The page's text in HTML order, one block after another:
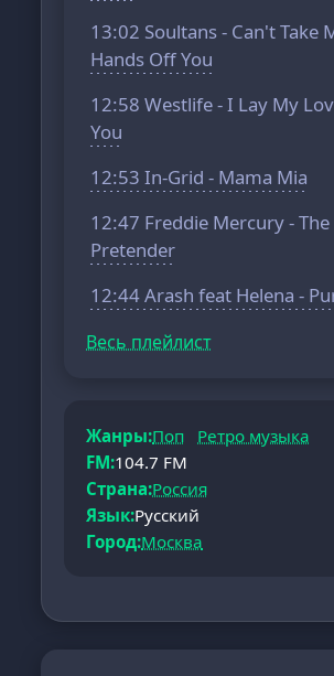
13:02 Soultans - Can't Take
Hands Off You
12:58 Westlife - I Lay My
You
12:53 In-Grid - Mama Mia
12:47 Freddie Mercury -
Pretender
12:44 Arash feat Helena -
Весь плейлист
Жанры:Поп
Ретро музыка
FM:104.7 FM
Страна:Россия
Язык:Русский
Город:Москва